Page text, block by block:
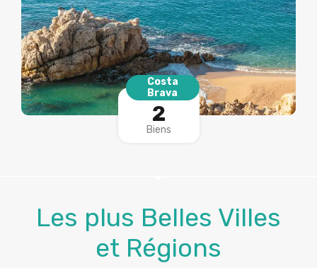
Costa
Brava
2
Biens
Les plus Belles Villes
et Régions